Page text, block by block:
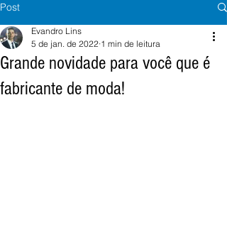
Post
Grande novidade para você que é
fabricante de moda!
Evandro Lins
5 de jan. de 2022 1 min de leitura